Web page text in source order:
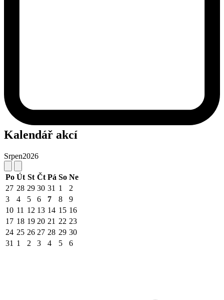
Kalendář akcí
Srpen2026
Po Út St Čt Pá So Ne
27 28 29 30 31 1
2
3
4 5 6 7 8
9
10 11 12 13 14 15 16
17 18 19 20 21 22 23
24 25 26 27 28 29 30
31 1 2 3 4 5 6